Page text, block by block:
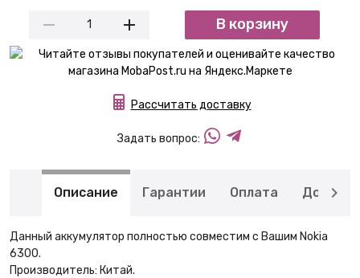
В корзину
Рассчитать доставку
Задать вопрос:
Описание Гарантии Оплата
Данный аккумулятор полностью совместим с Вашим Nokia
6300.
Производитель: Китай.